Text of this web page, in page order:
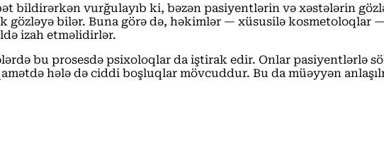
bildirərkən vurğulayıb ki, bəzən pasiyentlərin və xəstələrin
gözləyə bilər. Buna görə də, həkimlər — xüsusilə kosmetoloqlar
izah etməlidirlər.
bu prosesdə psixoloqlar da iştirak edir. Onlar pasiyentlərlə
hələ də ciddi boşluqlar mövcuddur. Bu da müəyyən